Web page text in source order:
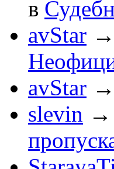
в
avStar →
avStar →
slevin →